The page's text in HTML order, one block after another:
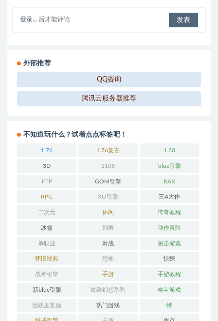
登录... 后才能评论
外部推荐
QQ咨询
腾讯云服务器推荐
不知道玩什么？试着点点标签吧！
1.76 1.76复古 1.80
3D 1108 blue引擎
FTP GOM引擎 RAR
RPG XO引擎 三A大作
二次元 休闲 传奇教程
冰雪 列表 动作冒险
单职业 对战 射击游戏
怀旧经典 恐怖 惊悚
战神引擎 手游 手游教程
新blue引擎 最终幻想系列 格斗游戏
活跃度奖励 热门游戏 特